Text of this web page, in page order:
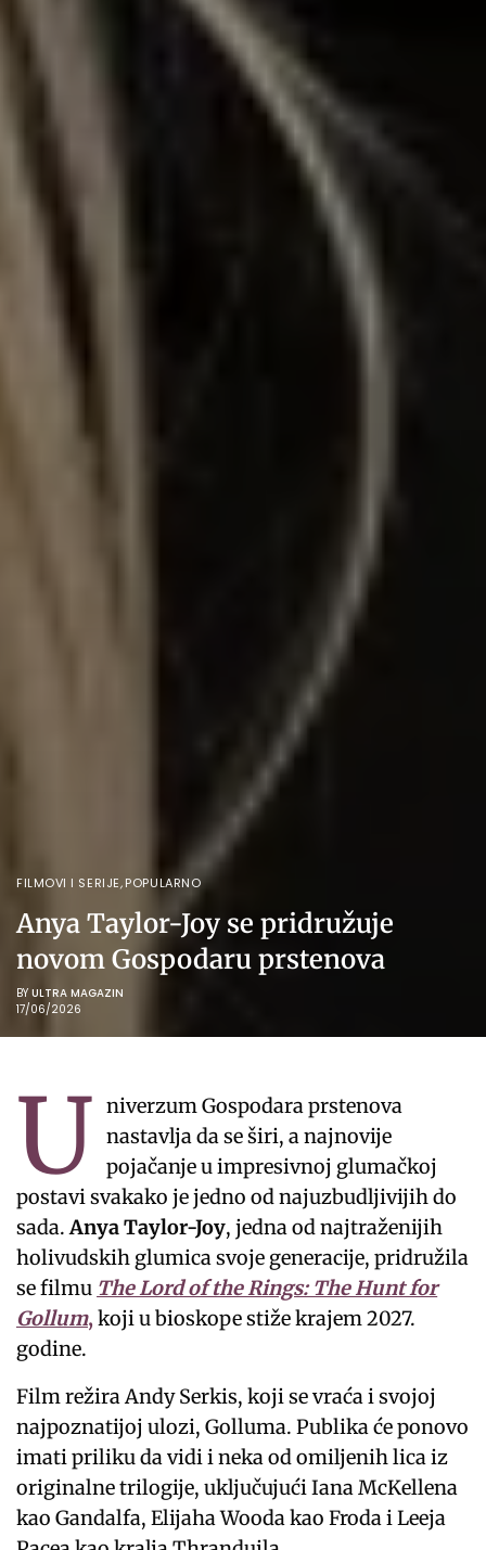
FILMOVI I SERIJE,POPULARNO
Anya Taylor-Joy se pridružuje
novom Gospodaru prstenova
BY ULTRA MAGAZIN
17/06/2026
U niverzum Gospodara prstenova
nastavlja da se širi, a najnovije
pojačanje u impresivnoj glumačkoj
postavi svakako je jedno od najuzbudljivijih do
sada.Anya Taylor-Joy, jedna od najtraženijih
holivudskih glumica svoje generacije, pridružila
se filmu The Lord of the Rings: The Hunt for
Gollum,koji u bioskope stiže krajem 2027.
godine.
Film režira Andy Serkis, koji se vraća i svojoj
najpoznatijoj ulozi, Golluma. Publika će ponovo
imati priliku da vidi i neka od omiljenih lica iz
originalne trilogije, uključujući Iana McKellena
kao Gandalfa, Elijaha Wooda kao Froda i Leeja